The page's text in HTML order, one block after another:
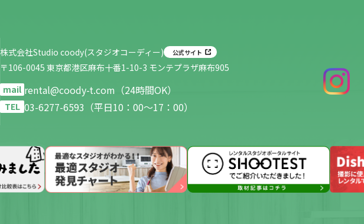
株式会社Studio coody(スタジオコーディー) 公式サイト
〒106-0045 東京都港区麻布十番1-10-3 モンテプラザ麻布905
mail rental@coody-t.com（24時間OK）
TEL 03-6277-6593（平日10：00～17：00）